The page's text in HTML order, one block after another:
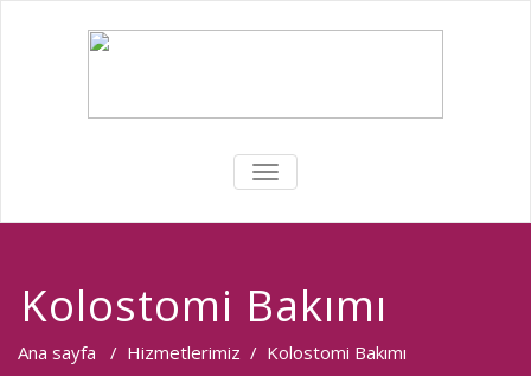
MENÜYÜ
DEĞIŞTIR
Kolostomi Bakımı
Ana sayfa / Hizmetlerimiz / Kolostomi Bakımı